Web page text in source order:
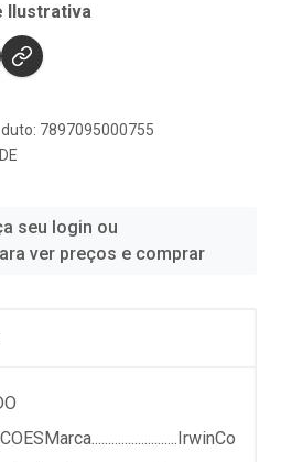
Ilustrativa
7897095000755
seu login ou
ver preços e comprar